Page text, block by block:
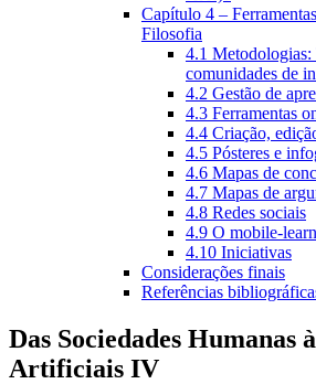
Capítulo 4 –
Filosofia
4.1
comunidades de
4.2 Gestão de
4.3 Ferramentas
4.4 Criação,
4.5 Pósteres e
4.6 Mapas de
4.7 Mapas de
4.8 Redes sociais
4.9 O mobile-
4.10 Iniciativas
Considerações finais
Referências
Das Sociedades Humanas
Artificiais IV